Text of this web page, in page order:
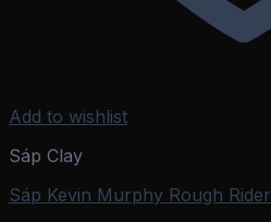
Add to wishlist
Sáp Clay
Sáp Kevin Murphy Rough Rider